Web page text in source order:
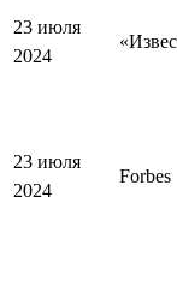
23 июля
2024
23 июля
2024
Forbes